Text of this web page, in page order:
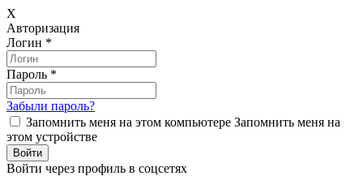
X
Авторизация
Логин *
Пароль *
Забыли пароль?
Запомнить меня на этом компьютере Запомнить меня на
этом устройстве
Войти через профиль в соцсетях